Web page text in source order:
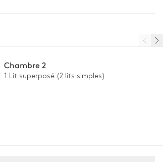
Chambre 2
1 Lit superposé (2 lits simples)